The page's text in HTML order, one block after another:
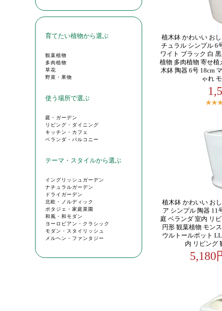
植木鉢 かわいい お
チュラル シンプル 6
ワイト ブラック 白
植物 多肉植物 寄せ植
木鉢 陶器 6号 18cm
ゃれ
植木鉢 かわいい お
ア シンプル 陶器 11
庭 ベランダ 室内 リ
円形 観葉植物 モン
ウルトールポット
内 リビング
5,180